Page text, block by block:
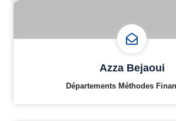
Azza Bejaoui
Départements Méthodes